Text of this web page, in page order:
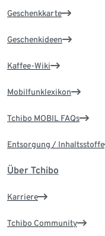
Geschenkkarte
Geschenkideen
Kaffee-Wiki
Mobilfunklexikon
Tchibo MOBIL FAQs
Entsorgung / Inhaltsstoffe
Über Tchibo
Karriere
Tchibo Community